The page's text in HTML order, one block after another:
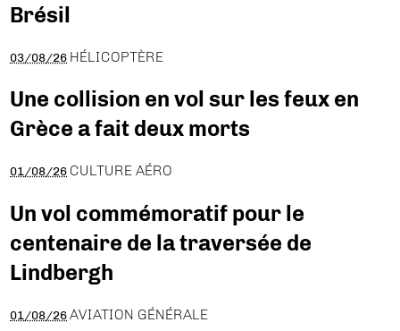
Brésil
03/08/26 HÉLICOPTÈRE
Une collision en vol sur les feux en
Grèce a fait deux morts
01/08/26 CULTURE AÉRO
Un vol commémoratif pour le
centenaire de la traversée de
Lindbergh
01/08/26 AVIATION GÉNÉRALE